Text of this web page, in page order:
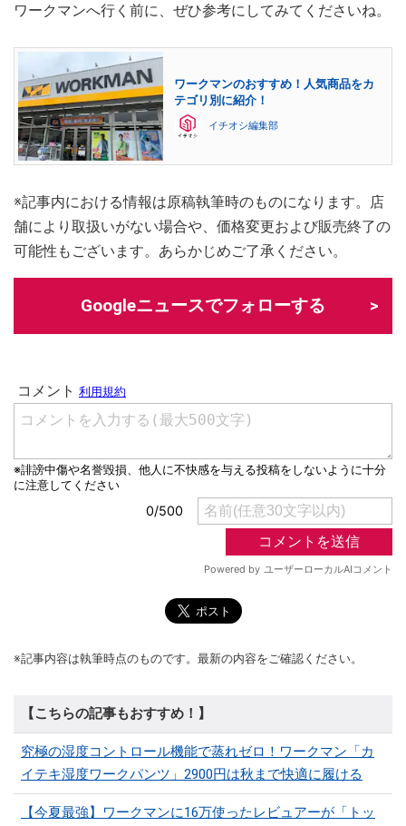
ワークマンへ行く前に、ぜひ参考にしてみてくださいね。
ワークマンのおすすめ！人気商品をカ
テゴリ別に紹介！
イチオシ編集部
※記事内における情報は原稿執筆時のものになります。店
舗により取扱いがない場合や、価格変更および販売終了の
可能性もございます。あらかじめご了承ください。
Googleニュースでフォローする
※記事内容は執筆時点のものです。最新の内容をご確認ください。
【こちらの記事もおすすめ！】
究極の湿度コントロール機能で蒸れゼロ！ワークマン「カ
イテキ湿度ワークパンツ」2900円は秋まで快適に履ける
【今夏最強】ワークマンに16万使ったレビュアーが「トッ